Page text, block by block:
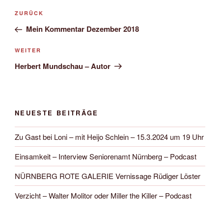
Beitragsnavigation
Vorheriger
Beitrag
ZURÜCK
Mein Kommentar Dezember 2018
Nächster
Beitrag
WEITER
Herbert Mundschau – Autor
NEUESTE BEITRÄGE
Zu Gast bei Loni – mit Heijo Schlein – 15.3.2024 um 19 Uhr
Einsamkeit – Interview Seniorenamt Nürnberg – Podcast
NÜRNBERG ROTE GALERIE Vernissage Rüdiger Löster
Verzicht – Walter Molitor oder Miller the Killer – Podcast